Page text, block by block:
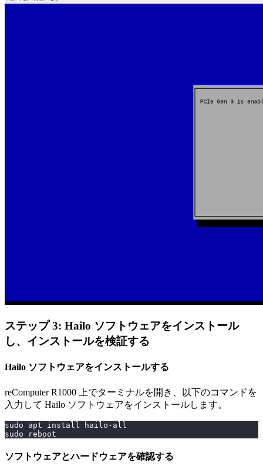
ステップ 3: Hailo ソフトウェアをインストール
し、インストールを検証する
Hailo ソフトウェアをインストールする
reComputer R1000 上でターミナルを開き、以下のコマンドを
入力して Hailo ソフトウェアをインストールします。
sudo apt install hailo-all
sudo reboot
ソフトウェアとハードウェアを確認する